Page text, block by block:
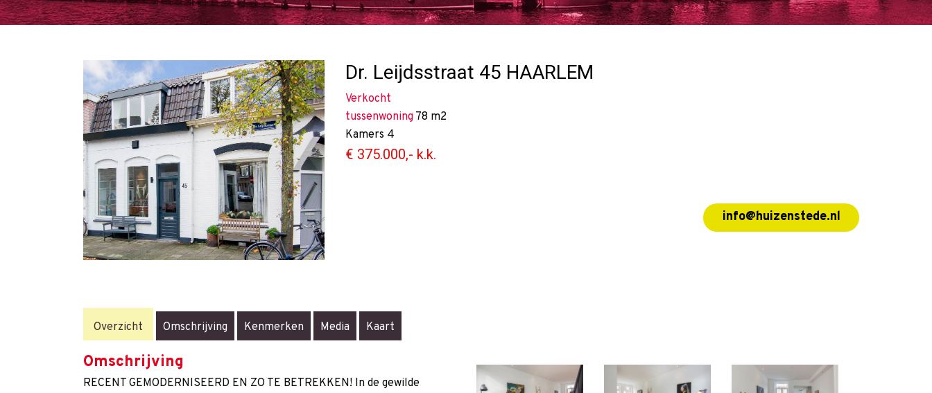
Dr. Leijdsstraat 45 HAARLEM
Verkocht
tussenwoning 78 m2
Kamers 4
€ 375.000,- k.k.
info@huizenstede.nl
Overzicht Omschrijving Kenmerken Media Kaart
Omschrijving
RECENT GEMODERNISEERD EN ZO TE BETREKKEN! In de gewilde